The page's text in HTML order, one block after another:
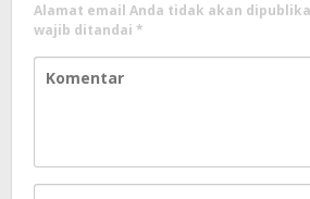
Alamat email Anda tidak akan
wajib ditandai *